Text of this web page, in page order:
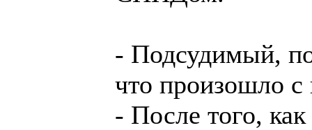
- Подсудимый,
что произошло
- После того,